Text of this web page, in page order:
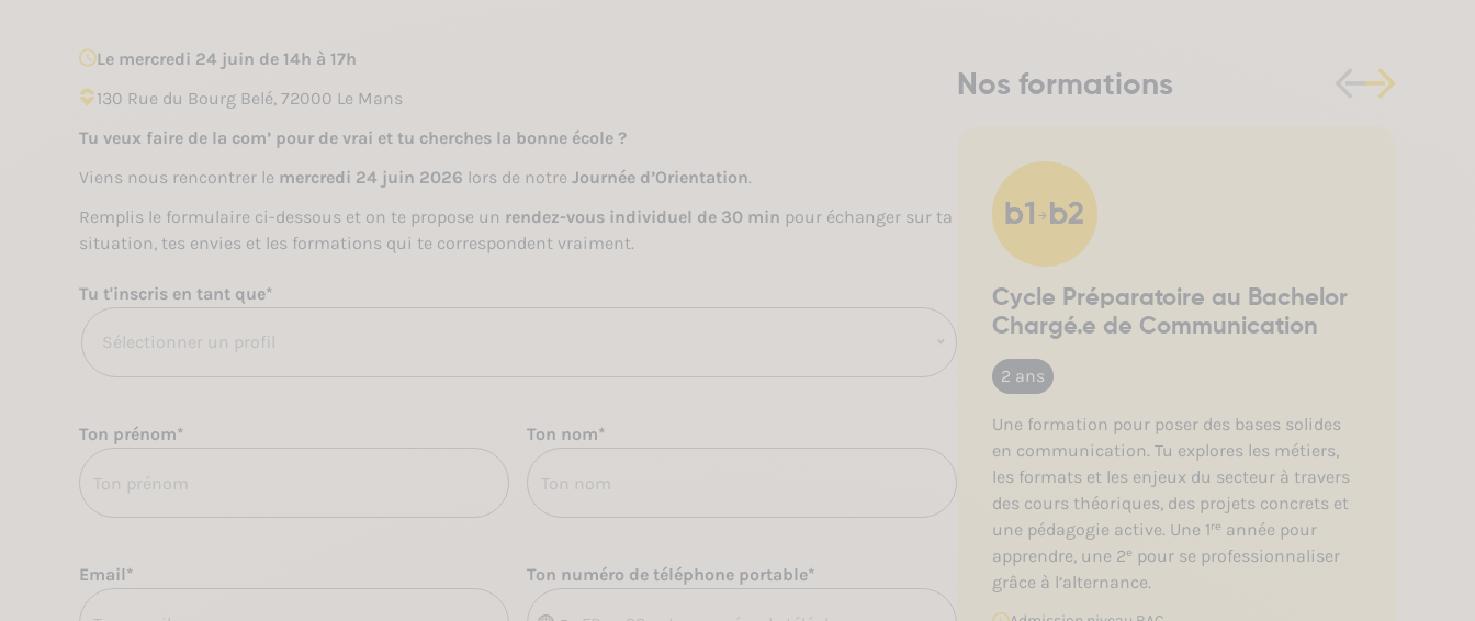
Le mercredi 24 juin de 14h à 17h
130 Rue du Bourg Belé, 72000 Le Mans
Tu veux faire de la com’ pour de vrai et tu cherches la bonne école ?
Viens nous rencontrer le mercredi 24 juin 2026 lors de notre Journée d’Orientation.
Remplis le formulaire ci-dessous et on te propose un rendez-vous individuel de 30 min pour échanger sur ta
situation, tes envies et les formations qui te correspondent vraiment.
Tu t'inscris en tant que*
Sélectionner un profil
Ton prénom* Ton nom*
Email* Ton numéro de téléphone portable*
Nos formations
Cycle Préparatoire au Bachelor
Chargé.e de Communication
2 ans
Une formation pour poser des bases solides
en communication. Tu explores les métiers,
les formats et les enjeux du secteur à travers
des cours théoriques, des projets concrets et
une pédagogie active. Une 1ʳᵉ année pour
apprendre, une 2ᵉ pour se professionnaliser
grâce à l’alternance.